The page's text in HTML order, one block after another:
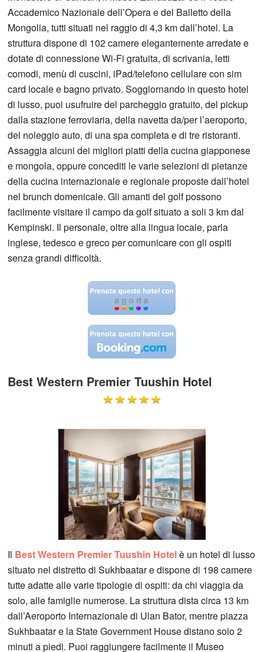
Accademico Nazionale dell’Opera e del Balletto della
Mongolia, tutti situati nel raggio di 4,3 km dall’hotel. La
struttura dispone di 102 camere elegantemente arredate e
dotate di connessione Wi-Fi gratuita, di scrivania, letti
comodi, menù di cuscini, iPad/telefono cellulare con sim
card locale e bagno privato. Soggiornando in questo hotel
di lusso, puoi usufruire del parcheggio gratuito, del pickup
dalla stazione ferroviaria, della navetta da/per l’aeroporto,
del noleggio auto, di una spa completa e di tre ristoranti.
Assaggia alcuni dei migliori piatti della cucina giapponese
e mongola, oppure concediti le varie selezioni di pietanze
della cucina internazionale e regionale proposte dall’hotel
nel brunch domenicale. Gli amanti del golf possono
facilmente visitare il campo da golf situato a soli 3 km dal
Kempinski. Il personale, oltre alla lingua locale, parla
inglese, tedesco e greco per comunicare con gli ospiti
senza grandi difficoltà.
Best Western Premier Tuushin Hotel
Il Best Western Premier Tuushin Hotelè un hotel di lusso
situato nel distretto di Sukhbaatar e dispone di 198 camere
tutte adatte alle varie tipologie di ospiti: da chi viaggia da
solo, alle famiglie numerose. La struttura dista circa 13 km
dall’Aeroporto Internazionale di Ulan Bator, mentre piazza
Sukhbaatar e la State Government House distano solo 2
minuti a piedi. Puoi raggiungere facilmente il Museo